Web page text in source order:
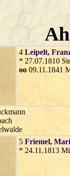
4 Leipelt,
* 27.07.1810
oo 09.11.1841
5 Friemel,
* 24.11.1813